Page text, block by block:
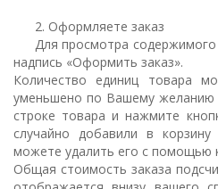
2. Оформляете заказ
Для просмотра содержимого
надпись «Оформить заказ».
Количество единиц товара
уменьшено по Вашему желанию
строке товара и нажмите
случайно добавили в
можете удалить его с помощью
Общая стоимость заказа